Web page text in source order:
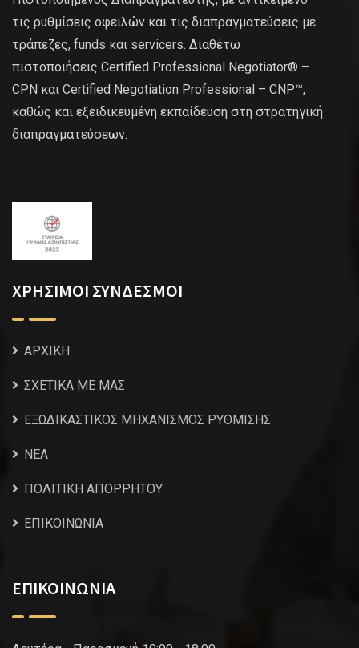
τις ρυθμίσεις οφειλών και τις διαπραγματεύσεις με
τράπεζες, funds και servicers. Διαθέτω
πιστοποιήσεις Certified Professional Negotiator® –
CPN και Certified Negotiation Professional – CNP™,
καθώς και εξειδικευμένη εκπαίδευση στη στρατηγική
διαπραγματεύσεων.
ΧΡΗΣΙΜΟΙ ΣΥΝΔΕΣΜΟΙ
ΑΡΧΙΚΗ
ΣΧΕΤΙΚΑ ΜΕ ΜΑΣ
ΕΞΩΔΙΚΑΣΤΙΚΟΣ ΜΗΧΑΝΙΣΜΟΣ ΡΥΘΜΙΣΗΣ
NEA
ΠΟΛΙΤΙΚΗ ΑΠΟΡΡΗΤΟΥ
ΕΠΙΚΟΙΝΩΝΙΑ
ΕΠΙΚΟΙΝΩΝΙΑ